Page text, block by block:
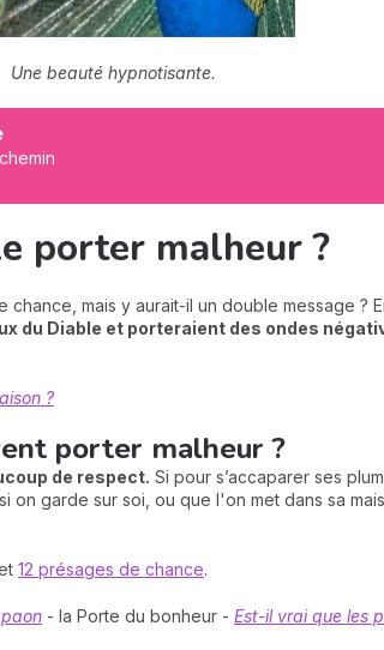
Une beauté hypnotisante.
porter malheur ?
mais y aurait-il un double message ?
du Diable et porteraient des ondes
?
porter malheur ?
de respect. Si pour s’accaparer ses
on garde sur soi, ou que l'on met dans sa
12 présages de chance.
- la Porte du bonheur - Est-il vrai que les